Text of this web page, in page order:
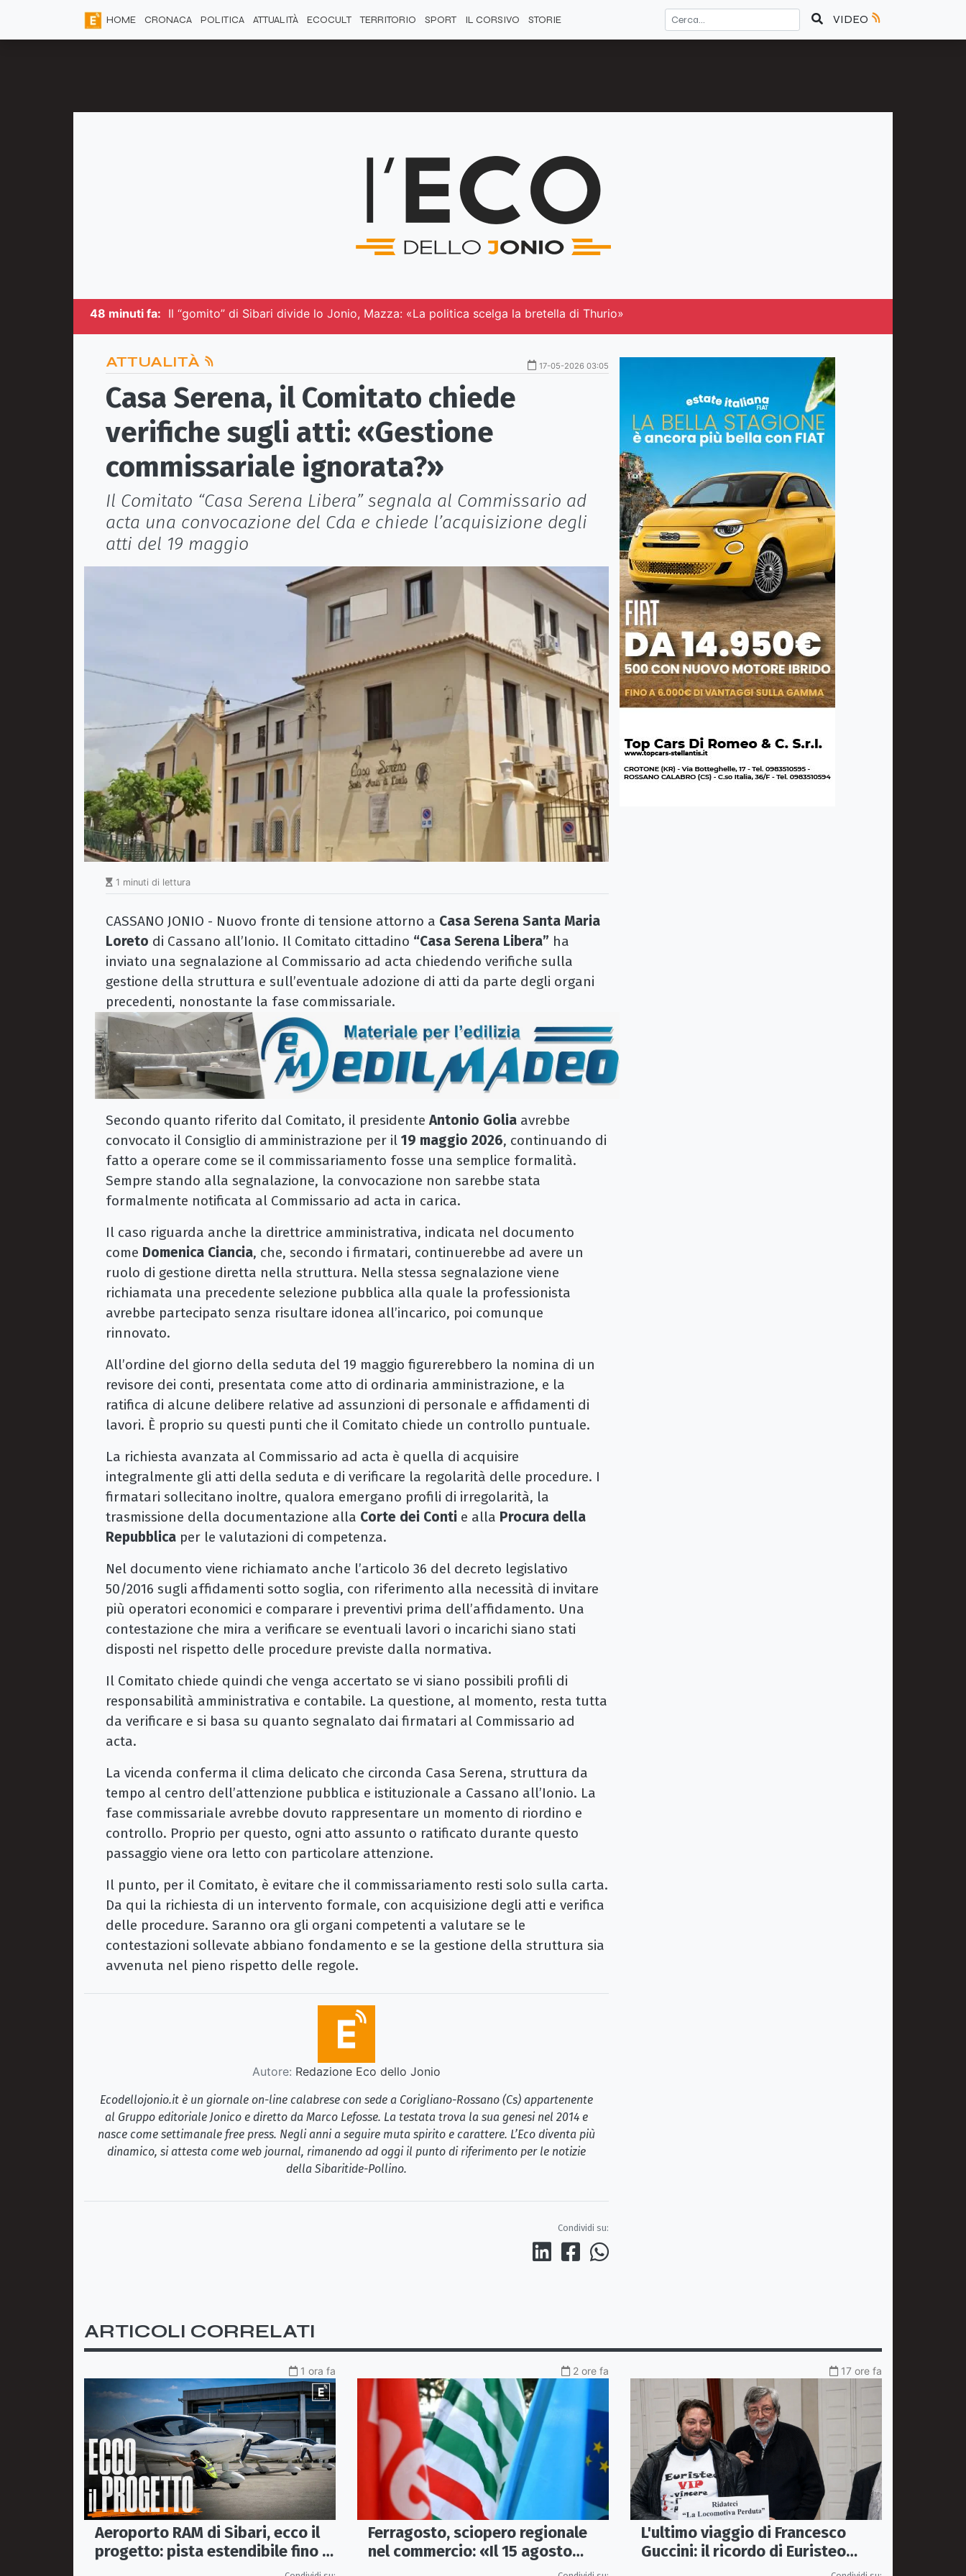
HOME CRONACA POLITICA ATTUALITÀ ECOCULT TERRITORIO SPORT IL CORSIVO STORIE VIDEO
48 minuti fa: Il “gomito” di Sibari divide lo Jonio, Mazza: «La politica scelga la bretella di Thurio»
ATTUALITÀ 17-05-2026 03:05
Casa Serena, il Comitato chiede
verifiche sugli atti: «Gestione
commissariale ignorata?»
Il Comitato “Casa Serena Libera” segnala al Commissario ad
acta una convocazione del Cda e chiede l’acquisizione degli
atti del 19 maggio
1 minuti di lettura
CASSANO JONIO - Nuovo fronte di tensione attorno a Casa Serena Santa Maria
Loreto di Cassano all’Ionio. Il Comitato cittadino “Casa Serena Libera” ha
inviato una segnalazione al Commissario ad acta chiedendo verifiche sulla
gestione della struttura e sull’eventuale adozione di atti da parte degli organi
precedenti, nonostante la fase commissariale.
Secondo quanto riferito dal Comitato, il presidente Antonio Golia avrebbe
convocato il Consiglio di amministrazione per il 19 maggio 2026, continuando di
fatto a operare come se il commissariamento fosse una semplice formalità.
Sempre stando alla segnalazione, la convocazione non sarebbe stata
formalmente notificata al Commissario ad acta in carica.
Il caso riguarda anche la direttrice amministrativa, indicata nel documento
come Domenica Ciancia, che, secondo i firmatari, continuerebbe ad avere un
ruolo di gestione diretta nella struttura. Nella stessa segnalazione viene
richiamata una precedente selezione pubblica alla quale la professionista
avrebbe partecipato senza risultare idonea all’incarico, poi comunque
rinnovato.
All’ordine del giorno della seduta del 19 maggio figurerebbero la nomina di un
revisore dei conti, presentata come atto di ordinaria amministrazione, e la
ratifica di alcune delibere relative ad assunzioni di personale e affidamenti di
lavori. È proprio su questi punti che il Comitato chiede un controllo puntuale.
La richiesta avanzata al Commissario ad acta è quella di acquisire
integralmente gli atti della seduta e di verificare la regolarità delle procedure. I
firmatari sollecitano inoltre, qualora emergano profili di irregolarità, la
trasmissione della documentazione alla Corte dei Conti e alla Procura della
Repubblica per le valutazioni di competenza.
Nel documento viene richiamato anche l’articolo 36 del decreto legislativo
50/2016 sugli affidamenti sotto soglia, con riferimento alla necessità di invitare
più operatori economici e comparare i preventivi prima dell’affidamento. Una
contestazione che mira a verificare se eventuali lavori o incarichi siano stati
disposti nel rispetto delle procedure previste dalla normativa.
Il Comitato chiede quindi che venga accertato se vi siano possibili profili di
responsabilità amministrativa e contabile. La questione, al momento, resta tutta
da verificare e si basa su quanto segnalato dai firmatari al Commissario ad
acta.
La vicenda conferma il clima delicato che circonda Casa Serena, struttura da
tempo al centro dell’attenzione pubblica e istituzionale a Cassano all’Ionio. La
fase commissariale avrebbe dovuto rappresentare un momento di riordino e
controllo. Proprio per questo, ogni atto assunto o ratificato durante questo
passaggio viene ora letto con particolare attenzione.
Il punto, per il Comitato, è evitare che il commissariamento resti solo sulla carta.
Da qui la richiesta di un intervento formale, con acquisizione degli atti e verifica
delle procedure. Saranno ora gli organi competenti a valutare se le
contestazioni sollevate abbiano fondamento e se la gestione della struttura sia
avvenuta nel pieno rispetto delle regole.
Autore: Redazione Eco dello Jonio
Ecodellojonio.it è un giornale on-line calabrese con sede a Corigliano-Rossano (Cs) appartenente
al Gruppo editoriale Jonico e diretto da Marco Lefosse. La testata trova la sua genesi nel 2014 e
nasce come settimanale free press. Negli anni a seguire muta spirito e carattere. L’Eco diventa più
dinamico, si attesta come web journal, rimanendo ad oggi il punto di riferimento per le notizie
della Sibaritide-Pollino.
Condividi su:
ARTICOLI CORRELATI
1 ora fa
Aeroporto RAM di Sibari, ecco il
progetto: pista estendibile fino a
2 km e trasporto passeggeri
2 ore fa
Ferragosto, sciopero regionale
nel commercio: «Il 15 agosto
17 ore fa
L'ultimo viaggio di Francesco
Guccini: il ricordo di Euristeo